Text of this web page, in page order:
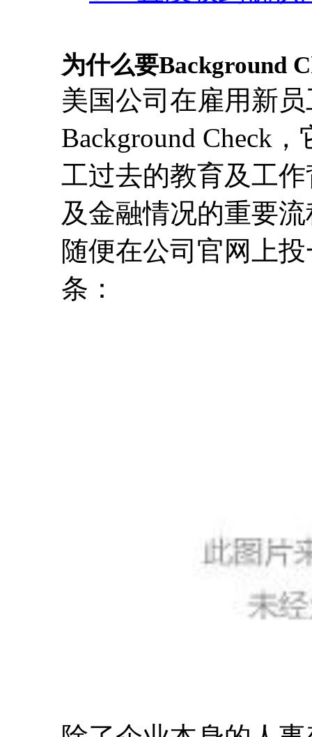
为什么要Background
美国公司在雇用新
Background Check
工过去的教育及工
及金融情况的重要
随便在公司官网上
条：